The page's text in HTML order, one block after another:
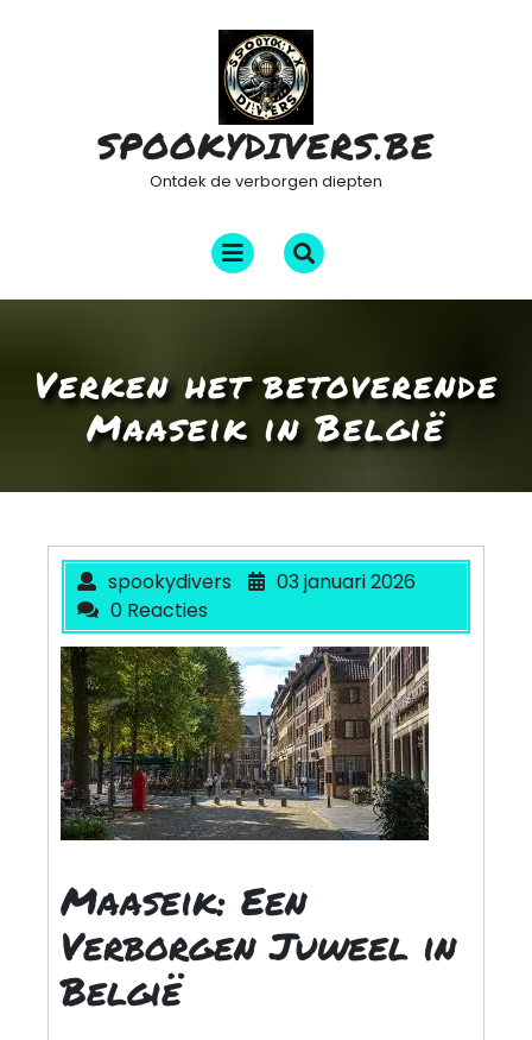
SPOOKYDIVERS.BE
Ontdek de verborgen diepten
Menu
openen
Verken het betoverende
Maaseik in België
spookydivers
03 januari 2026
0 Reacties
Maaseik: Een
Verborgen Juweel in
België